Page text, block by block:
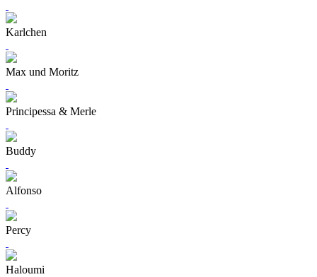
Karlchen
Max und Moritz
Principessa & Merle
Buddy
Alfonso
Percy
Haloumi